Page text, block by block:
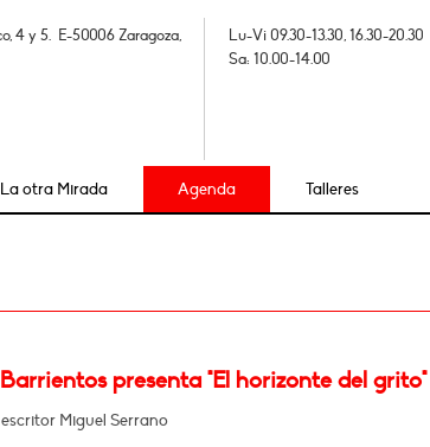
4 y 5. E-50006 Zaragoza,
Lu-Vi 09.30-13.30, 16.30-20.30
Sa: 10.00-14.00
La otra Mirada Agenda Talleres
presenta "El horizonte del grito"
Miguel Serrano